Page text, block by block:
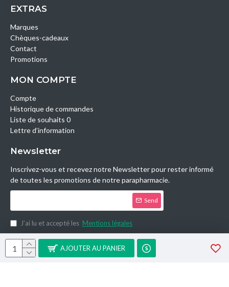
AJOUTER AU PANIER
EXTRAS
Marques
Chèques-cadeaux
Contact
Promotions
MON COMPTE
Compte
Historique de commandes
Liste de souhaits 0
Lettre d’information
Newsletter
Inscrivez-vous et recevez notre Newsletter pour rester informé
de toutes les promotions de notre parapharmacie.
Send
J’ai lu et accepté les Mentions légales
Copyright © 2014, Parashop.tn, All Rights Reserved.